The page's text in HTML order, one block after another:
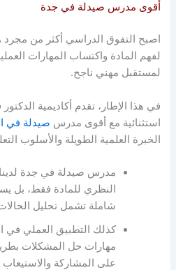
أقوى مدرس صيدلة في جدة
اصبح التفوق الدراسي أكثر من
لفهم المادة واكتساب المهارات
لمستقبل مهني ناجح.
في هذا الإطار، تقدم أكاديمية
استثنائية مع أقوى مدرس صيدلة في
الخبرة العلمية الطويلة والأسلوب
مدرس صيدلة في جدة
النظري للمادة فقط، بل
شاملة تشمل تحليل الحالات
كذلك التطبيق العملي في
مهارات حل المشكلات
على المشاركة والاستيعاب